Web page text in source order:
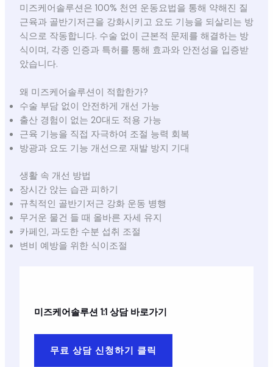
미즈케어솔루션은 100% 천연 운동요법을 통해 약해진 질
근육과 골반기저근을 강화시키고 요도 기능을 되살리는 방
식으로 작동합니다. 수술 없이 근본적 문제를 해결하는 방
식이며, 각종 인증과 특허를 통해 효과와 안전성을 입증받
았습니다.
왜 미즈케어솔루션이 적합한가?
수술 부담 없이 안전하게 개선 가능
출산 경험이 없는 20대도 적용 가능
근육 기능을 직접 자극하여 조절 능력 회복
방광과 요도 기능 개선으로 재발 방지 기대
생활 속 개선 방법
장시간 앉는 습관 피하기
규칙적인 골반기저근 강화 운동 병행
무거운 물건 들 때 올바른 자세 유지
카페인, 과도한 수분 섭취 조절
변비 예방을 위한 식이조절
미즈케어솔루션 1:1 상담 바로가기
무료 상담 신청하기 클릭